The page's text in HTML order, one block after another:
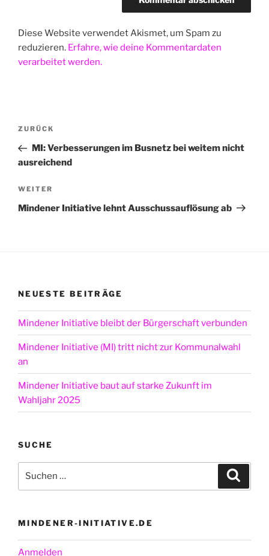
Diese Website verwendet Akismet, um Spam zu
reduzieren. Erfahre, wie deine Kommentardaten
verarbeitet werden.
Beitragsnavigation
Vorheriger
Beitrag
ZURÜCK
MI: Verbesserungen im Busnetz bei weitem nicht
ausreichend
Nächster
Beitrag
WEITER
Mindener Initiative lehnt Ausschussauflösung ab
NEUESTE BEITRÄGE
Mindener Initiative bleibt der Bürgerschaft verbunden
Mindener Initiative (MI) tritt nicht zur Kommunalwahl
an
Mindener Initiative baut auf starke Zukunft im
Wahljahr 2025
SUCHE
nach:
MINDENER-INITIATIVE.DE
Anmelden